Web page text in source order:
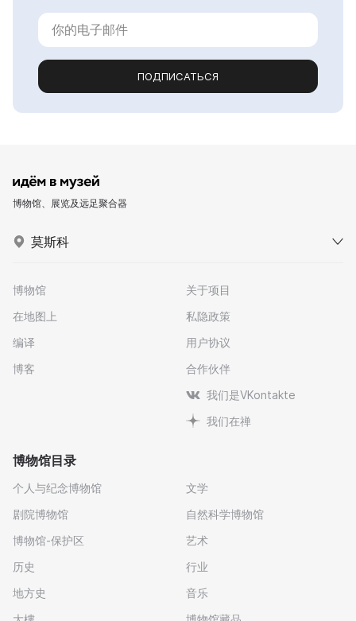
ПОДПИСАТЬСЯ
博物馆、展览及远足聚合器
莫斯科
博物馆
在地图上
编译
博客
关于项目
私隐政策
用户协议
合作伙伴
我们是VKontakte
我们在禅
博物馆目录
个人与纪念博物馆
剧院博物馆
博物馆-保护区
历史
地方史
文学
自然科学博物馆
艺术
行业
音乐